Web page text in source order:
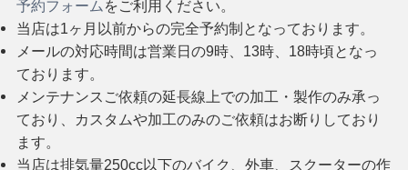
予約フォーム をご利用ください。
当店は1ヶ月以前からの完全予約制となっております。
メールの対応時間は営業日の9時、13時、18時頃となっ
ております。
メンテナンスご依頼の延長線上での加工・製作のみ承っ
ており、カスタムや加工のみのご依頼はお断りしており
ます。
当店は排気量250cc以下のバイク、外車、スクーターの作